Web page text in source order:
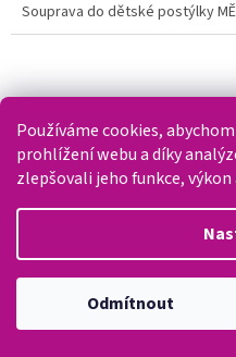
Používáme cookies,
prohlížení webu a díky
zlepšovali jeho funkce,
Odmítnout
Souprava do dětské postýlky